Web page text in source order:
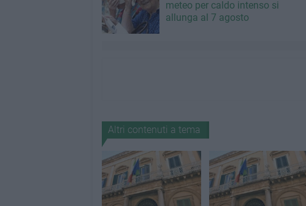
meteo per caldo intenso si
allunga al 7 agosto
Altri contenuti a tema